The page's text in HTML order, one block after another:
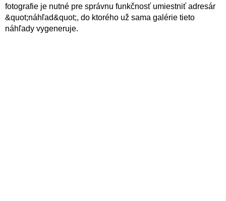
fotografie je nutné pre správnu funkčnosť umiestniť adresár
&quot;náhľad&quot;, do ktorého už sama galérie tieto
náhľady vygeneruje.